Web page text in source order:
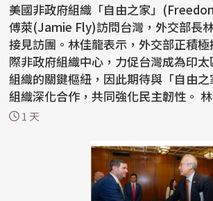
美國非政府組織「自由之家」
傅萊(Jamie Fly)訪問台灣，外交部長
接見訪團。林佳龍表示，外交部正積
際非政府組織中心，力促台灣成為印
組織的關鍵樞紐，因此期待與「自由
組織深化合作，共同強化民主韌性。 林佳龍同時肯定
「自由之...
1 天